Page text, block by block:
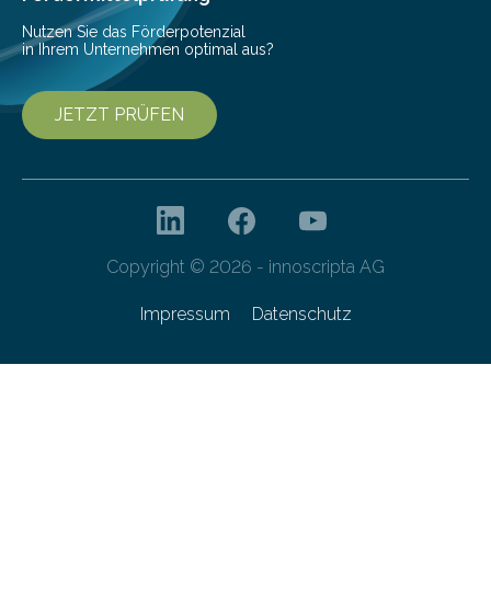
entwickelt. Mit nur…
Nutzen Sie das Förderpotenzial
in Ihrem Unternehmen optimal aus?
JETZT PRÜFEN
Copyright © 2026 - innoscripta AG
Impressum Datenschutz